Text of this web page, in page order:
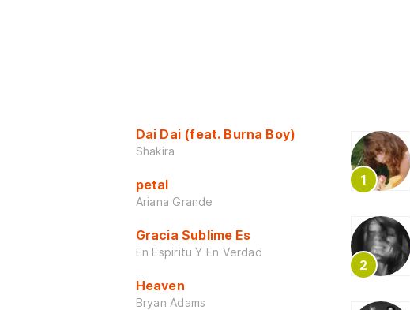
Dai Dai (feat. Burna Boy)
Shakira
petal
Ariana Grande
Gracia Sublime Es
En Espiritu Y En Verdad
Heaven
Bryan Adams